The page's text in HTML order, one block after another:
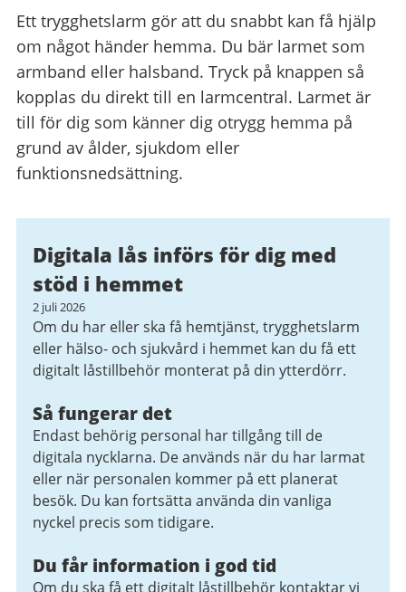
Ett trygghetslarm gör att du snabbt kan få hjälp
om något händer hemma. Du bär larmet som
armband eller halsband. Tryck på knappen så
kopplas du direkt till en larmcentral. Larmet är
till för dig som känner dig otrygg hemma på
grund av ålder, sjukdom eller
funktionsnedsättning.
Digitala lås införs för dig med
stöd i hemmet
2 juli 2026
Om du har eller ska få hemtjänst, trygghetslarm
eller hälso- och sjukvård i hemmet kan du få ett
digitalt låstillbehör monterat på din ytterdörr.
Så fungerar det
Endast behörig personal har tillgång till de
digitala nycklarna. De används när du har larmat
eller när personalen kommer på ett planerat
besök. Du kan fortsätta använda din vanliga
nyckel precis som tidigare.
Du får information i god tid
Om du ska få ett digitalt låstillbehör kontaktar vi